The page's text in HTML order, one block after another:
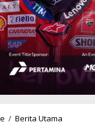
/ Berita Utama